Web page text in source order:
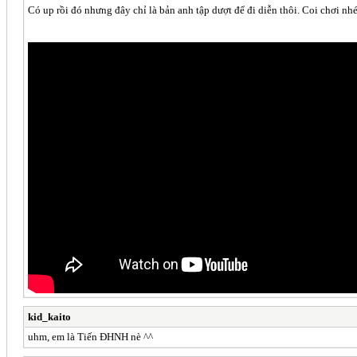
Có up rồi đó nhưng đây chỉ là bản anh tập dượt để đi diễn thôi. Coi chơi
kid_kaito
uhm, em là Tiến ĐHNH nè ^^